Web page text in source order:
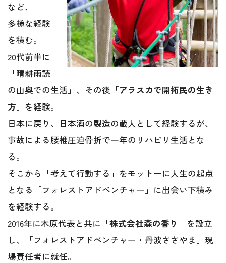
など、
多様な経験
を積む。
20代前半に
「晴耕雨読
の山奥での生活」、その後「アラスカで開拓民の生き
方 」を経験。
日本に戻り、日本酒の製造の蔵人として経験するが、
事故による腰椎圧迫骨折で一年のリハビリ生活とな
る。
そこから「考えて行動する」をモットーに人生の起点
となる「フォレストアドベンチャー」に出会い下積み
を経験する。
2016年に木原代表と共に「株式会社森の香り 」を設立
し、「フォレストアドベンチャー・丹波ささやま」現
場責任者に就任。